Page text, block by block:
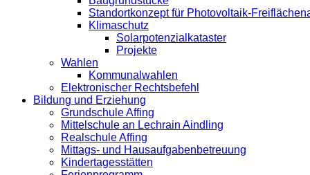
Standortkonzept für Photovoltaik-
Klimaschutz
Solarpotenzialkataster
Projekte
Wahlen
Kommunalwahlen
Elektronischer Rechtsbefehl
Bildung und Erziehung
Grundschule Affing
Mittelschule an Lechrain Aindling
Realschule Affing
Mittags- und Hausaufgabenbetreuung
Kindertagesstätten